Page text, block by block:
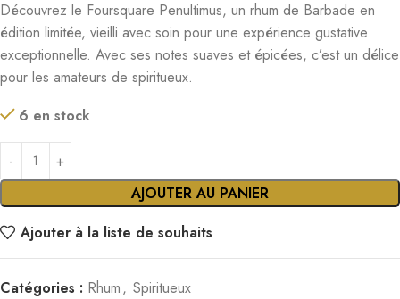
Découvrez le Foursquare Penultimus, un rhum de Barbade en
édition limitée, vieilli avec soin pour une expérience gustative
exceptionnelle. Avec ses notes suaves et épicées, c’est un délice
pour les amateurs de spiritueux.
6 en stock
AJOUTER AU PANIER
Ajouter à la liste de souhaits
Catégories : Rhum, Spiritueux